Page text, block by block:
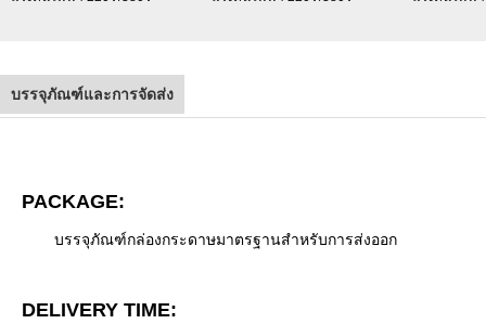
บรรจุภัณฑ์และการจัดส่ง
PACKAGE:
บรรจุภัณฑ์กล่องกระดาษมาตรฐานสำหรับการส่งออก
DELIVERY TIME: